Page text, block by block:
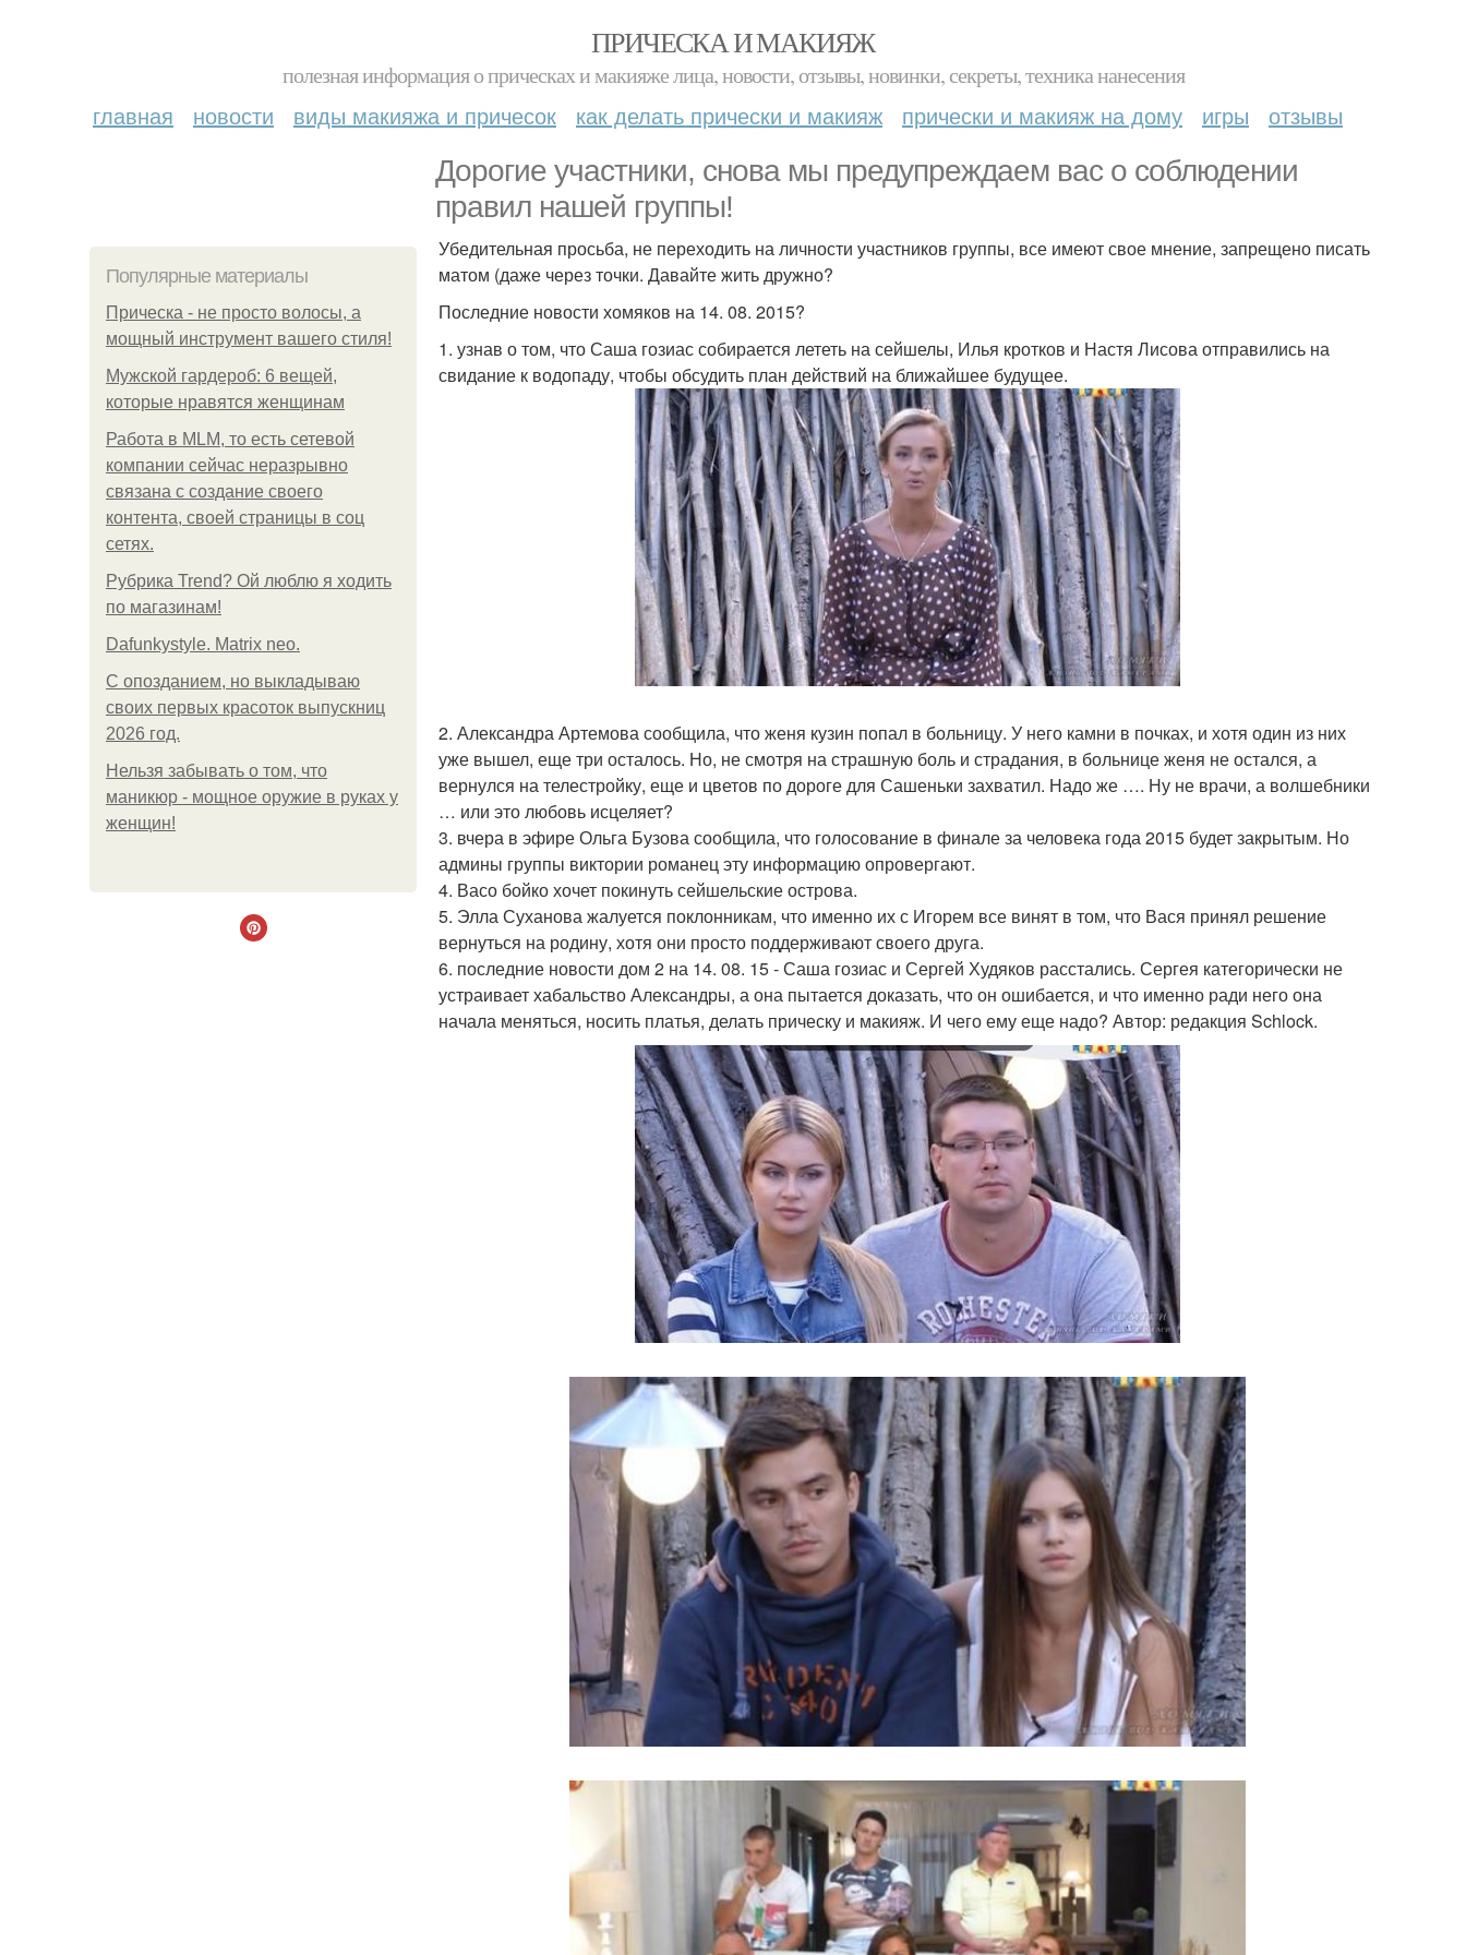
ПРИЧЕСКА И МАКИЯЖ
полезная информация о прическах и макияже лица, новости, отзывы, новинки, секреты, техника нанесения
главная новости виды макияжа и причесок как делать прически и макияж прически и макияж на дому игры отзывы
Дорогие участники, снова мы предупреждаем вас о соблюдении
правил нашей группы!
Популярные материалы
Прическа - не просто волосы, а
мощный инструмент вашего стиля!
Мужской гардероб: 6 вещей,
которые нравятся женщинам
Работа в MLM, то есть сетевой
компании сейчас неразрывно
связана с создание своего
контента, своей страницы в соц
сетях.
Рубрика Trend? Ой люблю я ходить
по магазинам!
Dafunkystyle. Matrix neo.
С опозданием, но выкладываю
своих первых красоток выпускниц
2026 год.
Нельзя забывать о том, что
маникюр - мощное оружие в руках у
женщин!
Убедительная просьба, не переходить на личности участников группы, все имеют свое мнение, запрещено писать
матом (даже через точки. Давайте жить дружно?
Последние новости хомяков на 14. 08. 2015?
1. узнав о том, что Саша гозиас собирается лететь на сейшелы, Илья кротков и Настя Лисова отправились на
свидание к водопаду, чтобы обсудить план действий на ближайшее будущее.
2. Александра Артемова сообщила, что женя кузин попал в больницу. У него камни в почках, и хотя один из них
уже вышел, еще три осталось. Но, не смотря на страшную боль и страдания, в больнице женя не остался, а
вернулся на телестройку, еще и цветов по дороге для Сашеньки захватил. Надо же …. Ну не врачи, а волшебники
… или это любовь исцеляет?
3. вчера в эфире Ольга Бузова сообщила, что голосование в финале за человека года 2015 будет закрытым. Но
админы группы виктории романец эту информацию опровергают.
4. Васо бойко хочет покинуть сейшельские острова.
5. Элла Суханова жалуется поклонникам, что именно их с Игорем все винят в том, что Вася принял решение
вернуться на родину, хотя они просто поддерживают своего друга.
6. последние новости дом 2 на 14. 08. 15 - Саша гозиас и Сергей Худяков расстались. Сергея категорически не
устраивает хабальство Александры, а она пытается доказать, что он ошибается, и что именно ради него она
начала меняться, носить платья, делать прическу и макияж. И чего ему еще надо? Автор: редакция Schlock.